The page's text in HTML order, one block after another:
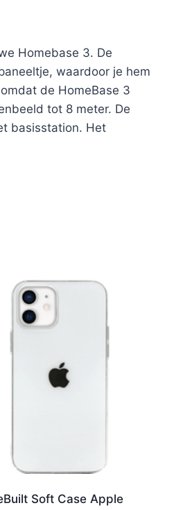
Homebase 3. De
waardoor je hem
de HomeBase 3
tot 8 meter. De
basisstation. Het
Soft Case Apple